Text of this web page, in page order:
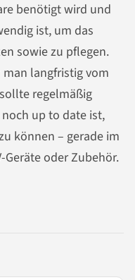
benötigt wird und
ist, um das
sowie zu pflegen.
langfristig vom
regelmäßig
up to date ist,
können – gerade im
Geräte oder Zubehör.